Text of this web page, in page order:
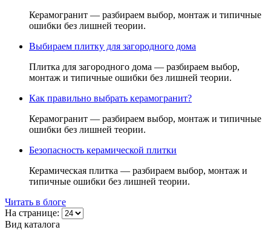
Керамогранит — разбираем выбор, монтаж и типичные
ошибки без лишней теории.
Выбираем плитку для загородного дома
Плитка для загородного дома — разбираем выбор,
монтаж и типичные ошибки без лишней теории.
Как правильно выбрать керамогранит?
Керамогранит — разбираем выбор, монтаж и типичные
ошибки без лишней теории.
Безопасность керамической плитки
Керамическая плитка — разбираем выбор, монтаж и
типичные ошибки без лишней теории.
Читать в блоге
На странице:
Вид каталога